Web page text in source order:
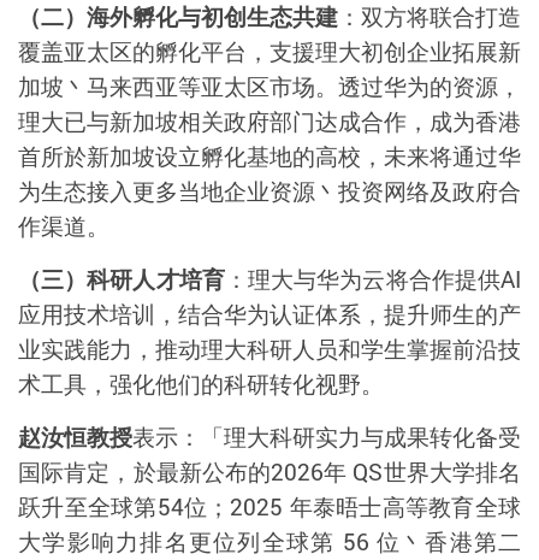
（二）海外孵化与初创生态共建 ：双方将联合打造
覆盖亚太区的孵化平台，支援理大初创企业拓展新
加坡丶马来西亚等亚太区市场。透过华为的资源，
理大已与新加坡相关政府部门达成合作，成为香港
首所於新加坡设立孵化基地的高校，未来将通过华
为生态接入更多当地企业资源丶投资网络及政府合
作渠道。
（三）科研人才培育：理大与华为云将合作提供AI
应用技术培训，结合华为认证体系，提升师生的产
业实践能力，推动理大科研人员和学生掌握前沿技
术工具，强化他们的科研转化视野。
赵汝恒教授表示：「理大科研实力与成果转化备受
国际肯定，於最新公布的2026年 QS世界大学排名
跃升至全球第54位； 2025 年泰晤士高等教育全球
大学影响力排名更位列全球第 56 位丶香港第二